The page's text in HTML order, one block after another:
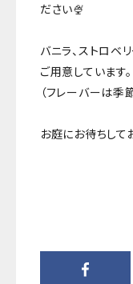
ださい🍨
バニラ、ストロベ
ご用意しています。
（フレーバーは季
お庭にお待ちして